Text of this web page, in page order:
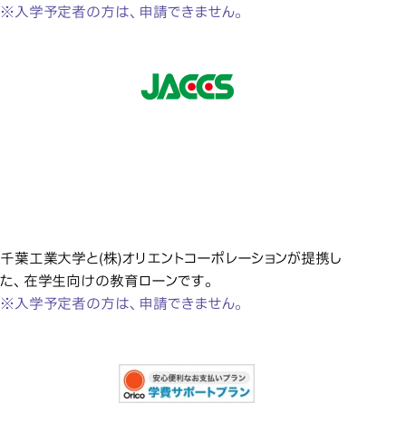
※入学予定者の方は、申請できません。
教育ローン
教育ローン
教育ローン
千葉工業大学と(株)オリエントコーポレーションが提携し
た、在学生向けの教育ローンです。
※入学予定者の方は、申請できません。